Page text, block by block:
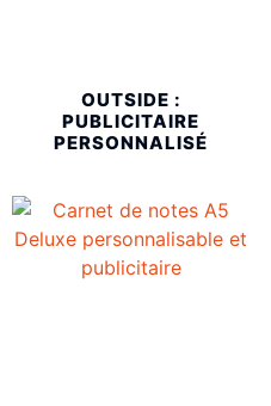
OUTSIDE :
PUBLICITAIRE
PERSONNALISÉ